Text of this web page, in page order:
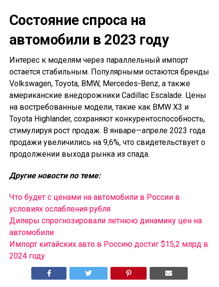
Состояние спроса на
автомобили в 2023 году
Интерес к моделям через параллельный импорт
остается стабильным. Популярными остаются бренды
Volkswagen, Toyota, BMW, Mercedes-Benz, а также
американские внедорожники Cadillac Escalade. Цены
на востребованные модели, такие как BMW X3 и
Toyota Highlander, сохраняют конкурентоспособность,
стимулируя рост продаж. В январе—апреле 2023 года
продажи увеличились на 9,6%, что свидетельствует о
продолжении выхода рынка из спада.
Другие новости по теме:
Что будет с ценами на автомобили в России в
условиях ослабления рубля
Дилеры спрогнозировали летнюю динамику цен на
автомобили
Импорт китайских авто в Россию достиг $15,2 млрд в
2024 году